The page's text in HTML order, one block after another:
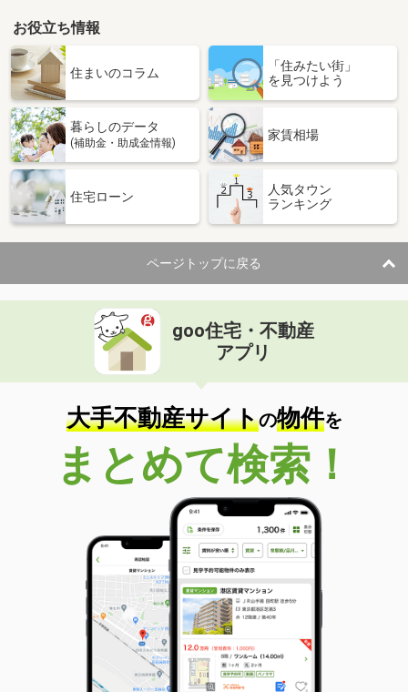
お役立ち情報
住まいのコラム
「住みたい街」
を見つけよう
暮らしのデータ
(補助金・助成金情報)
家賃相場
住宅ローン
人気タウン
ランキング
ページトップに戻る
goo住宅・不動産
アプリ
大手不動産サイトの物件を
まとめて検索！